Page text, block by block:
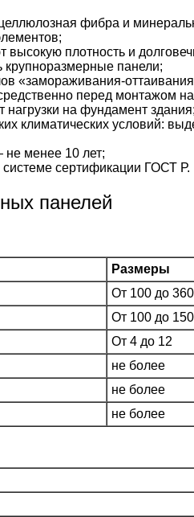
фибра и
плотность и
крупноразмерные панели;
«замораживания-
перед монтажом на
на фундамент здания;
климатических условий:
менее 10 лет;
системе сертификации ГОСТ Р.
панелей
Размеры
От 100 до
От 100 до
От 4 до 12
не более
не более
не более